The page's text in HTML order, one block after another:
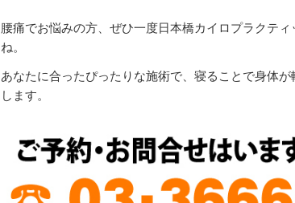
腰痛でお悩みの方、ぜひ一度日本橋カイロプラクテ
ね。
あなたに合ったぴったりな施術で、寝ることで身体
します。